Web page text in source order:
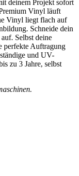
deinem Projekt sofort
Vinyl läuft
Vinyl liegt flach auf
Schneide dein
Selbst deine
perfekte Auftragung
und UV-
zu 3 Jahre, selbst